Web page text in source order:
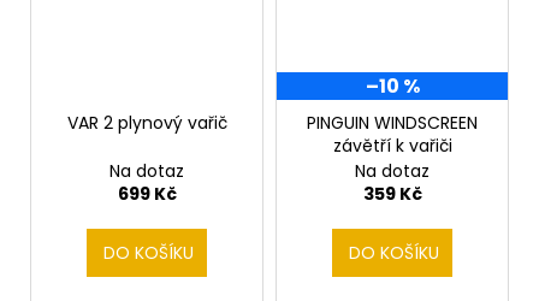
VAR 2 plynový vařič
Na dotaz
699 Kč
DO KOŠÍKU
–10 %
PINGUIN WINDSCREEN
závětří k vařiči
Na dotaz
359 Kč
DO KOŠÍKU